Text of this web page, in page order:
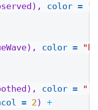
color =
color =
color =
= 2 ) +